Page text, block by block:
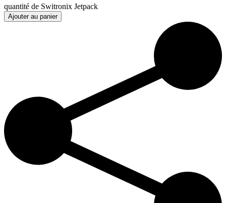
quantité de Switronix Jetpack
Ajouter au panier